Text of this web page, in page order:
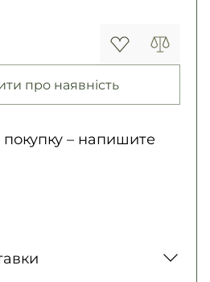
про наявність
– напишите